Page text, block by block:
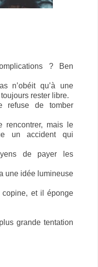
? Ben
n’obéit qu’à une
rester libre.
refuse de tomber
rencontrer, mais le
un accident qui
de payer les
une idée lumineuse
et il éponge
grande tentation